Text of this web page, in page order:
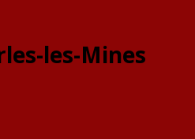
les-Mines